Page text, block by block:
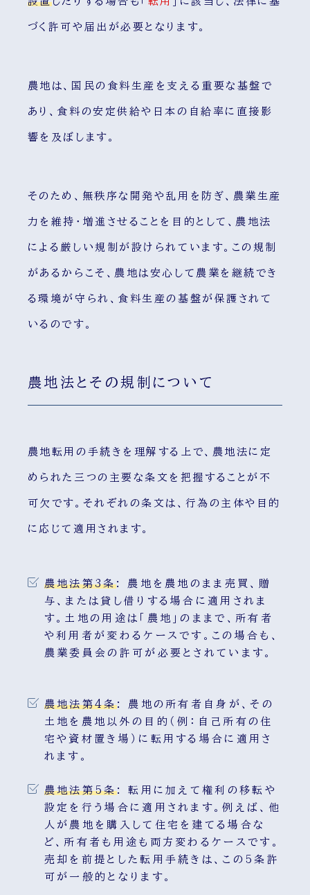
づく許可や届出が必要となります。
農地は、国民の食料生産を支える重要な基盤で
あり、食料の安定供給や日本の自給率に直接影
響を及ぼします。
そのため、無秩序な開発や乱用を防ぎ、農業生産
力を維持・増進させることを目的として、農地法
による厳しい規制が設けられています。この規制
があるからこそ、農地は安心して農業を継続でき
る環境が守られ、食料生産の基盤が保護されて
いるのです。
農地法とその規制について
農地転用の手続きを理解する上で、農地法に定
められた三つの主要な条文を把握することが不
可欠です。それぞれの条文は、行為の主体や目的
に応じて適用されます。
農地法第3条:
農地を農地のまま売買、贈
与、または貸し借りする場合に適用されま
す。土地の用途は「農地」のままで、所有者
や利用者が変わるケースです。この場合も、
農業委員会の許可が必要とされています。
農地法第4条:
農地の所有者自身が、その
土地を農地以外の目的（例：自己所有の住
宅や資材置き場）に転用する場合に適用さ
れます。
農地法第5条:
転用に加えて権利の移転や
設定を行う場合に適用されます。例えば、他
人が農地を購入して住宅を建てる場合な
ど、所有者も用途も両方変わるケースです。
売却を前提とした転用手続きは、この5条許
可が一般的となります。